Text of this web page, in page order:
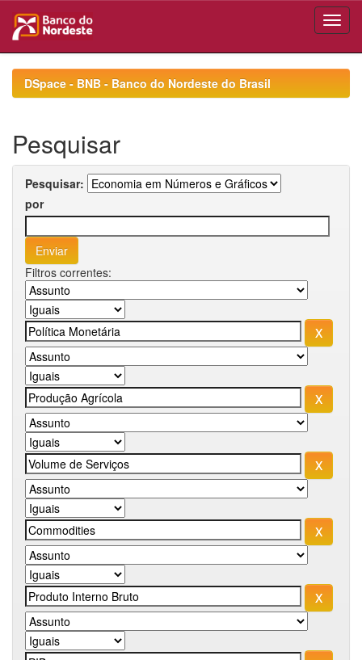
navigationDSpace - BNB - Banco do Nordeste do Brasil
Pesquisar
Pesquisar:
por
Filtros correntes: